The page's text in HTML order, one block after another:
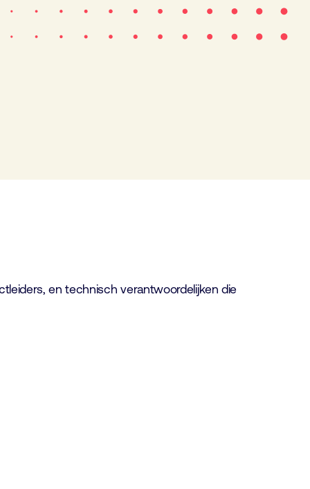
en technisch verantwoordelijken die